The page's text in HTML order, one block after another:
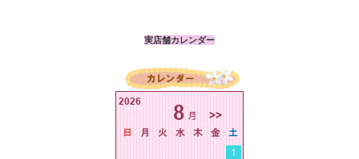
実店舗カレンダー